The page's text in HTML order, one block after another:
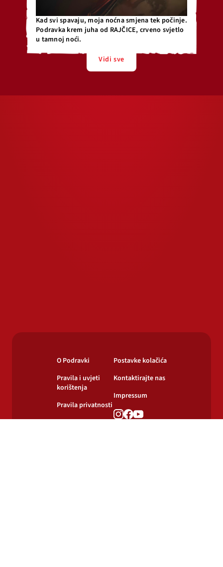
Kad svi spavaju, moja noćna smjena tek počinje.
Podravka krem juha od RAJČICE, crveno svjetlo
u tamnoj noći.
Vidi sve
O Podravki
Pravila i uvjeti
korištenja
Pravila privatnosti
Postavke kolačića
Kontaktirajte nas
Impressum